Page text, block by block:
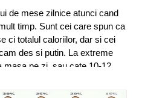
de mese zilnice atunci cand
timp. Sunt cei care spun ca
ci totalul caloriilor, dar si cei
des si putin. La extreme
masa pe zi, sau cate 10-12